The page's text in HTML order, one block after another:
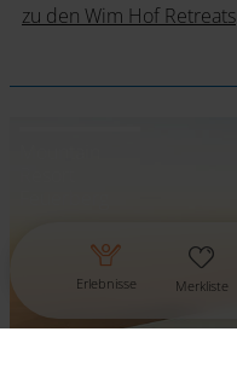
Erlebnisse Merkliste
zu den Wim Hof Retreats